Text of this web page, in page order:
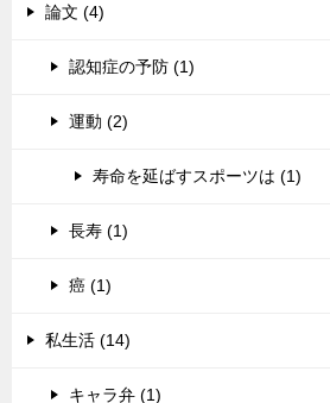
論文 (4)
認知症の予防 (1)
運動 (2)
寿命を延ばすスポーツは (1)
長寿 (1)
癌 (1)
私生活 (14)
キャラ弁 (1)